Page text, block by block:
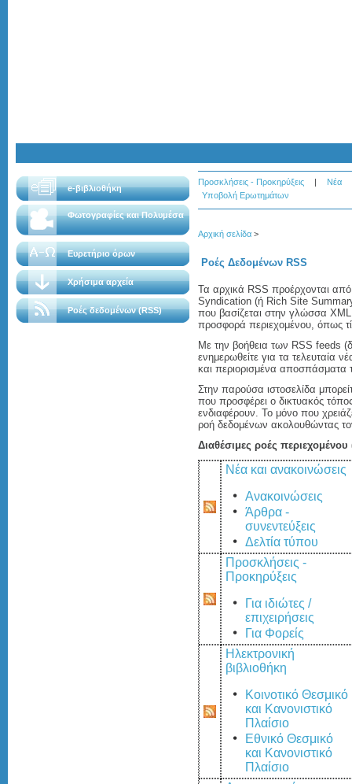
e-βιβλιοθήκη
Φωτογραφίες και Πολυμέσα
Ευρετήριο όρων
Χρήσιμα αρχεία
Ροές δεδομένων (RSS)
Προσκλήσεις - Προκηρύξεις | Νέα
Υποβολή Ερωτημάτων
Αρχική σελίδα >
Ροές Δεδομένων RSS
Τα αρχικά RSS προέρχονται από
Syndication (ή Rich Site
που βασίζεται στην γλώσσα XML
προσφορά περιεχομένου, όπως
Με την βοήθεια των RSS feeds
ενημερωθείτε για τα τελευταία
και περιορισμένα αποσπάσματα
Στην παρούσα ιστοσελίδα
που προσφέρει ο δικτυακός
ενδιαφέρουν. Το μόνο που
ροή δεδομένων ακολουθώντας
Διαθέσιμες ροές
Νέα και ανακοινώσεις
Ανακοινώσεις
Άρθρα -
συνεντεύξεις
Δελτία τύπου
Προσκλήσεις -
Προκηρύξεις
Για ιδιώτες /
επιχειρήσεις
Για Φορείς
Ηλεκτρονική
βιβλιοθήκη
Κοινοτικό Θεσμικό
και Κανονιστικό
Πλαίσιο
Εθνικό Θεσμικό
και Κανονιστικό
Πλαίσιο